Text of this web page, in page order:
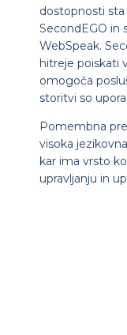
dostopnosti
SecondEGO in
WebSpeak.
hitreje poiskati
omogoča
storitvi so
Pomembna
visoka
kar ima vrsto
upravljanju in